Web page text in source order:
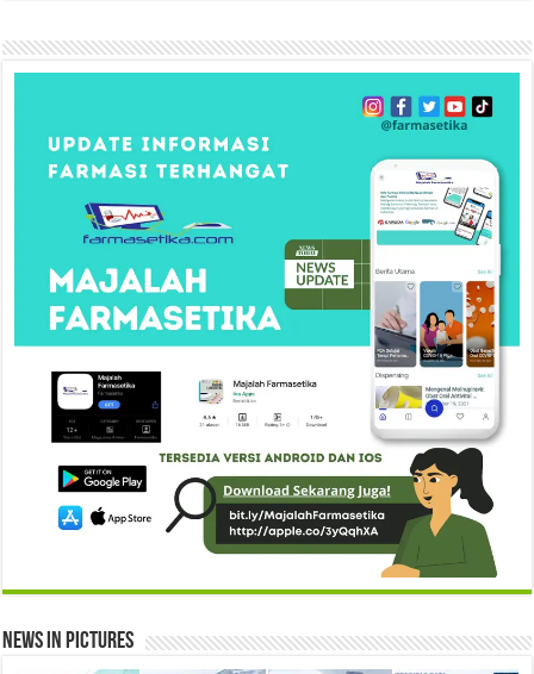
News in Pictures